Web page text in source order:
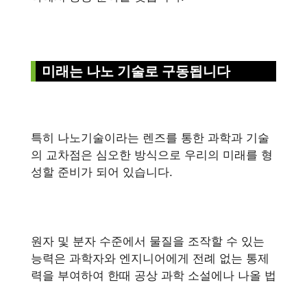
미래는 나노 기술로 구동됩니다
특히 나노기술이라는 렌즈를 통한 과학과 기술
의 교차점은 심오한 방식으로 우리의 미래를 형
성할 준비가 되어 있습니다.
원자 및 분자 수준에서 물질을 조작할 수 있는
능력은 과학자와 엔지니어에게 전례 없는 통제
력을 부여하여 한때 공상 과학 소설에나 나올 법